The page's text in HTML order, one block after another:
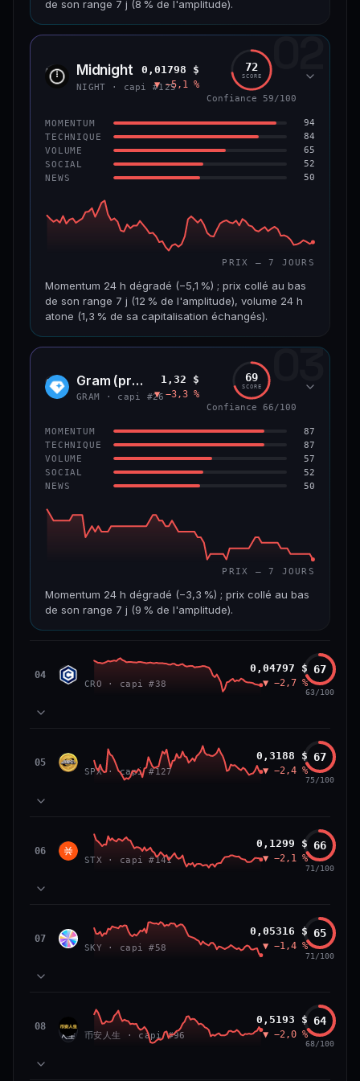
CONFIANCE
de son range 7 j (8 % de l'amplitude).
CAP. MARCHÉ VOLUME 24 H
VAR. 7 J VAR. 30 J
−16,9 %
VS ATH
−80,6 %
CONFIANCE 65/100
02
NIGH Midnight
NIGHT · capi #125
0,01798 $
▼ −5,1 %
72
SCORE
Confiance 59/100
MOMENTUM 94
TECHNIQUE 84
VOLUME 65
SOCIAL 52
NEWS 50
PRIX — 7 JOURS
Momentum 24 h dégradé (−5,1 %) ; prix collé au bas
de son range 7 j (12 % de l'amplitude), volume 24 h
atone (1,3 % de sa capitalisation échangés).
CAP. MARCHÉ VOLUME 24 H
VAR. 7 J VAR. 30 J
−42,0 %
VS ATH
−84,8 %
RANG CAPI.
#125
CONFIANCE 59/100
03
GRAM Gram (prev. Toncoin)
GRAM · capi #26
1,32 $
▼ −3,3 %
69
SCORE
Confiance 66/100
MOMENTUM 87
TECHNIQUE 87
VOLUME 57
SOCIAL 52
NEWS 50
PRIX — 7 JOURS
Momentum 24 h dégradé (−3,3 %) ; prix collé au bas
de son range 7 j (9 % de l'amplitude).
3,6 Md$
VAR. 7 J VAR. 30 J
−84,0 % #26
66/100
04 CRO Cronos
CRO · capi #38
0,04797 $
▼ −2,7 %
67
63/100
81
TECHNIQUE 87
VOLUME 71
39
NEWS
momentum 24 h dégradé (−2,7 %) et volume 24 h atone
(0,3 % de sa capitalisation échangés).
CAP. MARCHÉ
VAR. 7 J
−12,5 %
VAR. 30 J
−14,0 %
VS ATH
05 SPX SPX6900
SPX · capi #127
0,3188 $
▼ −2,4 %
67
75/100
83
TECHNIQUE 64
VOLUME 72
52
NEWS
h atone (1,0 % de sa capitalisation échangés).
297 M$
06 STX Stacks
STX · capi #141
0,1299 $
▼ −2,1 %
66
71/100
83
TECHNIQUE 81
VOLUME 54
52
NEWS
07 SKY Sky
SKY · capi #58
0,05316 $
▼ −1,4 %
65
71/100
65
TECHNIQUE 90
VOLUME 72
52
NEWS
08
币安
人生
币安人生 (BinanceLife)
币安人生 · capi #96
0,5193 $
▼ −2,0 %
64
68/100